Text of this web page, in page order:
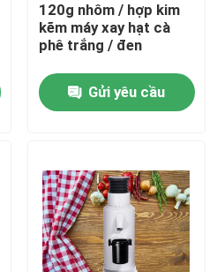
120g nhôm / hợp kim
kẽm máy xay hạt cà
phê trắng / đen
Gửi yêu cầu